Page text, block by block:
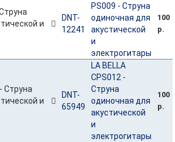
DNT-
12241
PS009 - Струна
одиночная для
акустической
и
электрогитары
100
р.
DNT-
65949
LA BELLA
CPS012 -
Струна
одиночная для
акустической
и
электрогитары
100
р.